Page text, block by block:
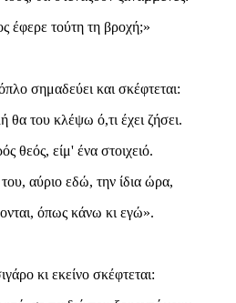
έφερε τούτη τη βροχή;»
σημαδεύει και σκέφτεται:
θα του κλέψω ό,τι έχει ζήσει.
θεός, είμ' ένα στοιχειό.
αύριο εδώ, την ίδια ώρα,
όπως κάνω κι εγώ».
κι εκείνο σκέφτεται: